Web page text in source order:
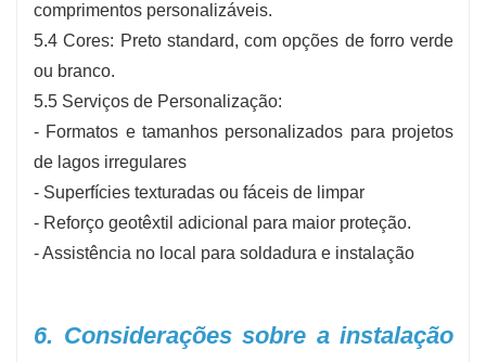
comprimentos personalizáveis.
5.4 Cores: Preto standard, com opções de forro verde
ou branco.
5.5 Serviços de Personalização:
- Formatos e tamanhos personalizados para projetos
de lagos irregulares
- Superfícies texturadas ou fáceis de limpar
- Reforço geotêxtil adicional para maior proteção.
- Assistência no local para soldadura e instalação
6. Considerações sobre a instalação